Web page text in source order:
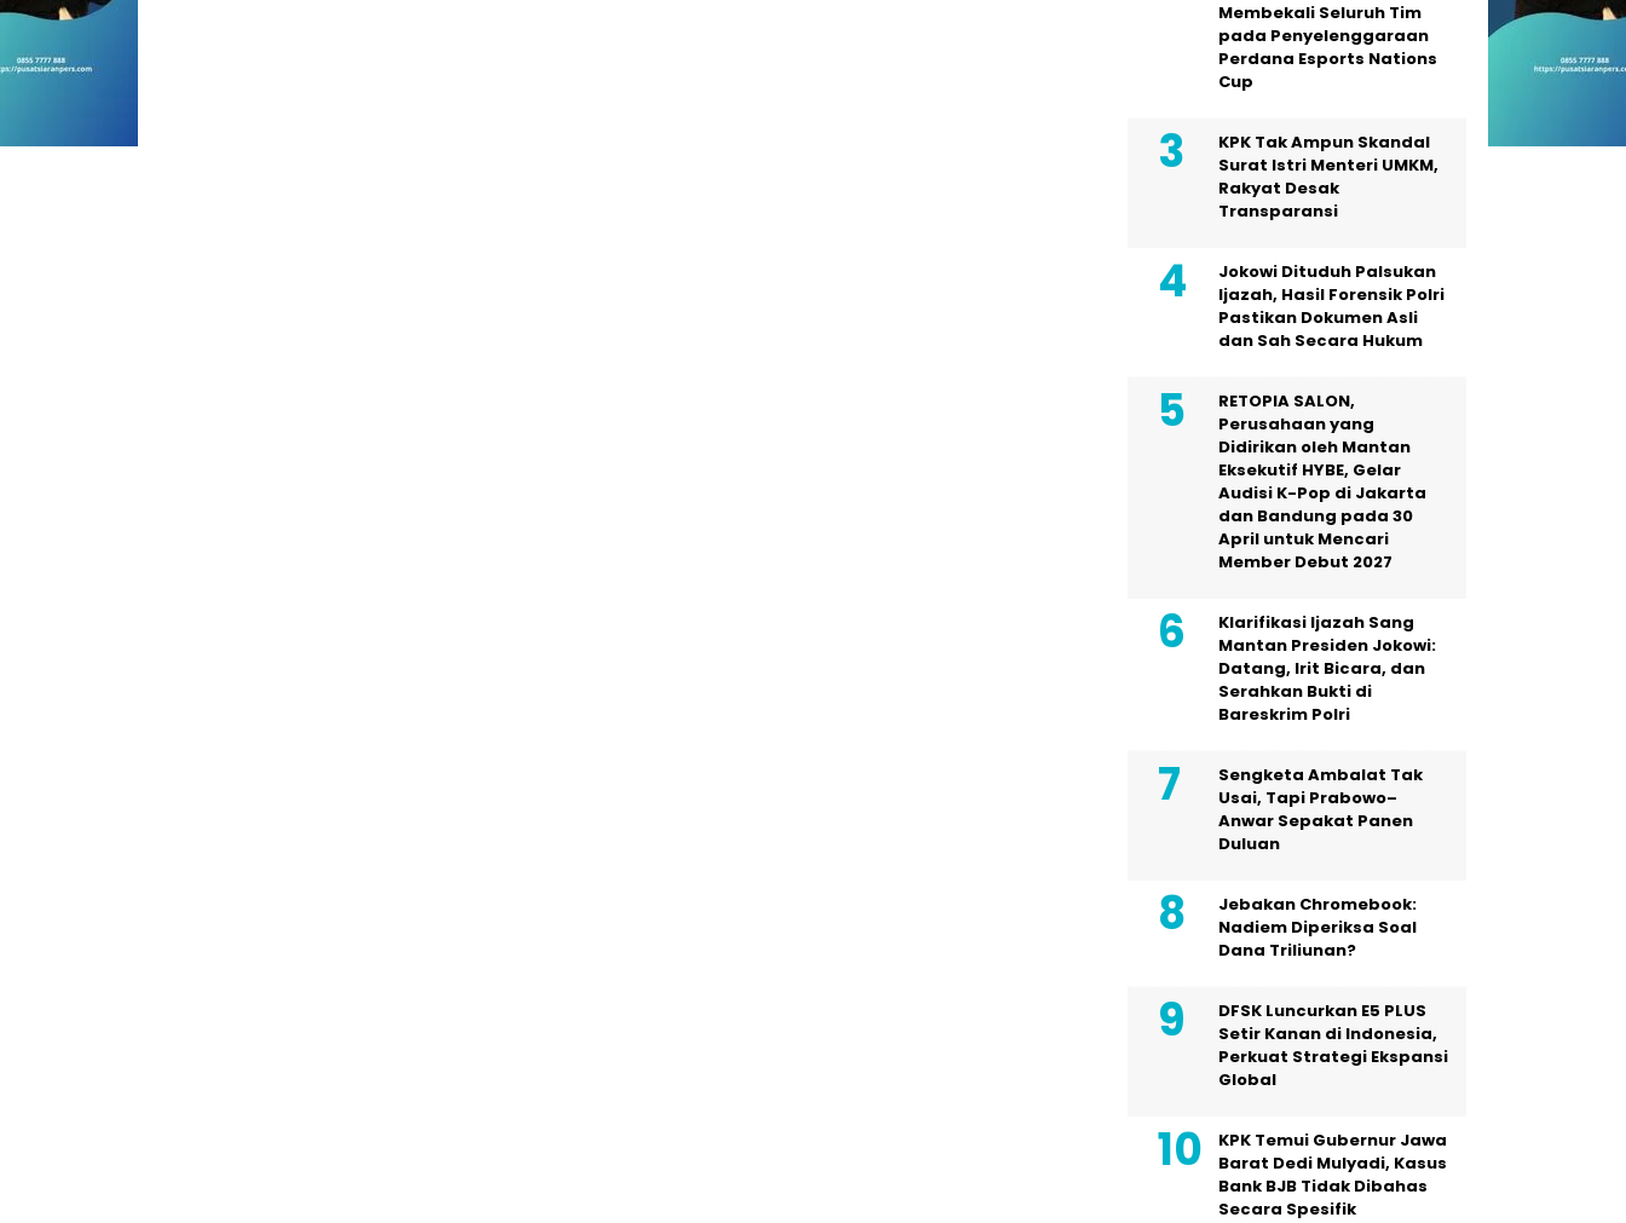
Membekali Seluruh Tim
pada Penyelenggaraan
Perdana Esports Nations
Cup
KPK Tak Ampun Skandal
Surat Istri Menteri UMKM,
Rakyat Desak
Transparansi
Jokowi Dituduh Palsukan
Ijazah, Hasil Forensik Polri
Pastikan Dokumen Asli
dan Sah Secara Hukum
RETOPIA SALON,
Perusahaan yang
Didirikan oleh Mantan
Eksekutif HYBE, Gelar
Audisi K-Pop di Jakarta
dan Bandung pada 30
April untuk Mencari
Member Debut 2027
Klarifikasi Ijazah Sang
Mantan Presiden Jokowi:
Datang, Irit Bicara, dan
Serahkan Bukti di
Bareskrim Polri
Sengketa Ambalat Tak
Usai, Tapi Prabowo–
Anwar Sepakat Panen
Duluan
Jebakan Chromebook:
Nadiem Diperiksa Soal
Dana Triliunan?
DFSK Luncurkan E5 PLUS
Setir Kanan di Indonesia,
Perkuat Strategi Ekspansi
Global
KPK Temui Gubernur Jawa
Barat Dedi Mulyadi, Kasus
Bank BJB Tidak Dibahas
Secara Spesifik